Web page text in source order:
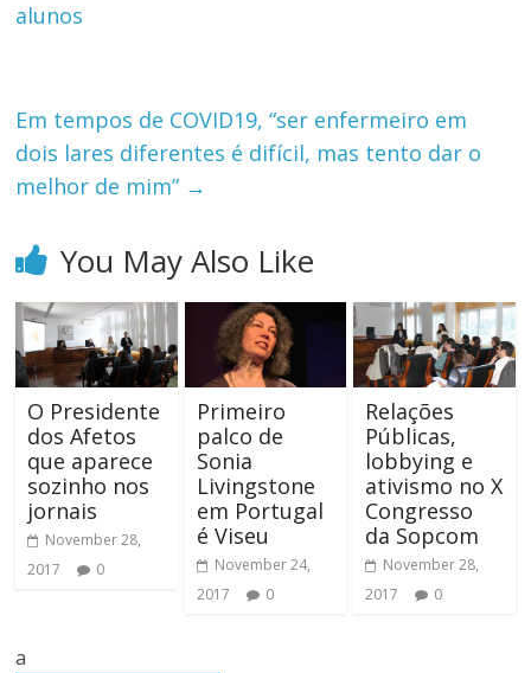
alunos
Em tempos de COVID19, “ser enfermeiro em
dois lares diferentes é difícil, mas tento dar o
melhor de mim” →
You May Also Like
O Presidente
dos Afetos
que aparece
sozinho nos
jornais
November 28,
2017
0
Primeiro
palco de
Sonia
Livingstone
em Portugal
é Viseu
November 24,
2017
0
Relações
Públicas,
lobbying e
ativismo no X
Congresso
da Sopcom
November 28,
2017
0
a